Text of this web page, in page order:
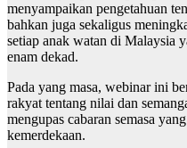
menyampaikan pengetahuan
bahkan juga sekaligus
setiap anak watan di Malaysia
enam dekad.
Pada yang masa, webinar ini
rakyat tentang nilai dan
mengupas cabaran semasa
kemerdekaan.